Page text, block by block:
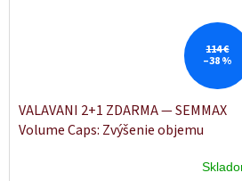
114 €
–38 %
VALAVANI 2+1 ZDARMA — SEMMAX
Volume Caps: Zvýšenie objemu